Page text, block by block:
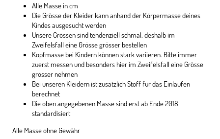
Alle Masse in cm
Die Grösse der Kleider kann anhand der Körpermasse deines
Kindes ausgesucht werden
Unsere Grössen sind tendenziell schmal, deshalb im
Zweifelsfall eine Grösse grösser bestellen
Kopfmasse bei Kindern können stark variieren. Bitte immer
zuerst messen und besonders hier im Zweifelsfall eine Grösse
grösser nehmen
Bei unseren Kleidern ist zusätzlich Stoff für das Einlaufen
berechnet
Die oben angegebenen Masse sind erst ab Ende 2018
standardisiert
Alle Masse ohne Gewähr